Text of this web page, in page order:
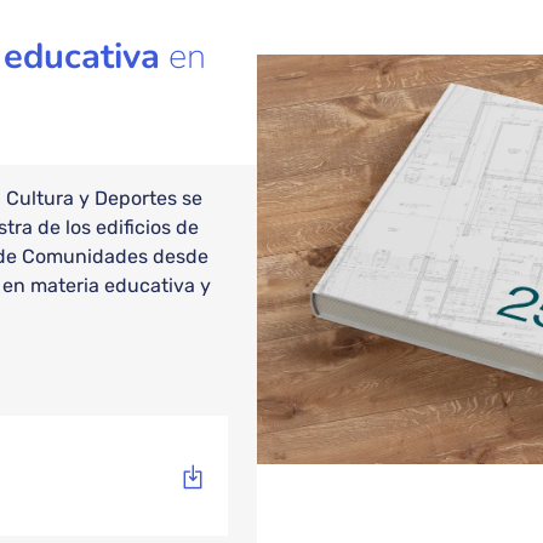
en
y Deportes se
de los edificios de
Comunidades desde
materia educativa y
Bloque de